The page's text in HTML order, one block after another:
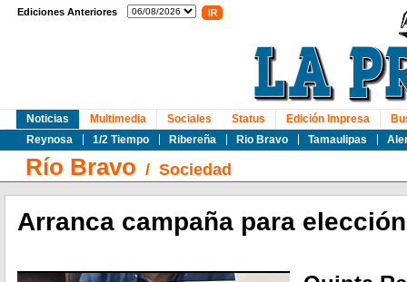
Ediciones Anteriores
Noticias
Reynosa
1/2 Tiempo Ribereña Rio Bravo Tamaulipas
Multimedia Sociales Status Edición Impresa
Río Bravo / Sociedad
Arranca campaña para